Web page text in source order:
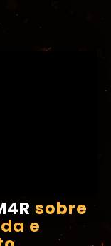
sobre
e